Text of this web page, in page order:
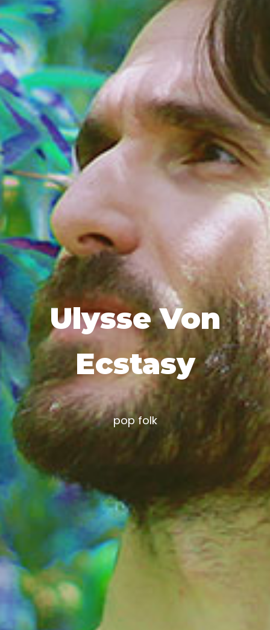
Ulysse Von
Ecstasy
pop folk